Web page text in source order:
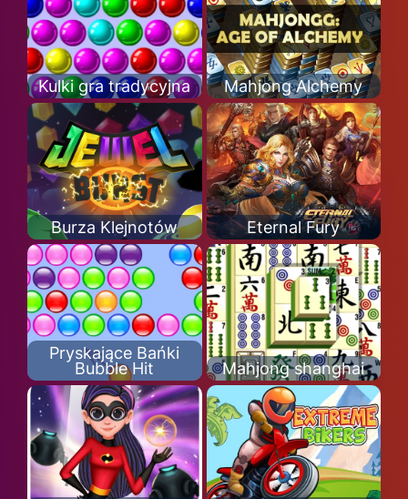
Kulki gra tradycyjna Mahjong Alchemy
Burza Klejnotów Eternal Fury
Pryskające Bańki
Bubble Hit
Mahjong shanghai